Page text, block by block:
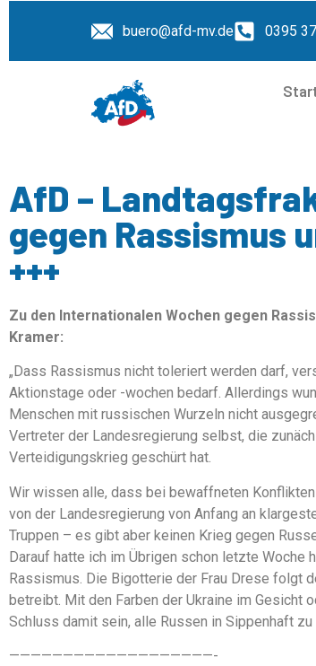
buero@afd-mv.de 0395
AfD –
gegen Rassismus
+++
Zu den Internationalen Wochen gegen
Kramer:
„Dass Rassismus nicht toleriert werden darf,
Aktionstage oder -wochen bedarf. Allerdings
Menschen mit russischen Wurzeln nicht
Vertreter der Landesregierung selbst, die
Verteidigungskrieg geschürt hat.
Wir wissen alle, dass bei bewaffneten
von der Landesregierung von Anfang an
Truppen – es gibt aber keinen Krieg gegen
Darauf hatte ich im Übrigen schon letzte
Rassismus. Die Bigotterie der Frau Drese folgt
betreibt. Mit den Farben der Ukraine im Gesicht
Schluss damit sein, alle Russen in Sippenhaft zu
———————————————————-